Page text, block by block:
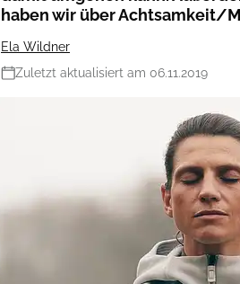
haben wir über Achtsamkeit/
Ela Wildner
Zuletzt aktualisiert am 06.11.2019